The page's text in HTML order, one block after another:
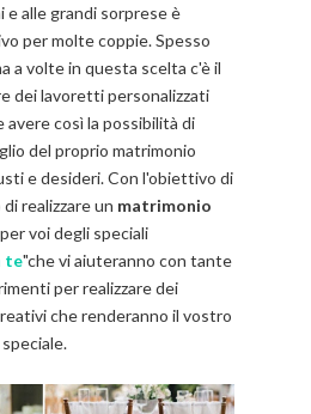
e alle grandi sorprese è
per molte coppie. Spesso
a volte in questa scelta c'è il
dei lavoretti personalizzati
avere così la possibilità di
del proprio matrimonio
e desideri. Con l'obiettivo di
realizzare un matrimonio
voi degli speciali
te"che vi aiuteranno con tante
per realizzare dei
che renderanno il vostro